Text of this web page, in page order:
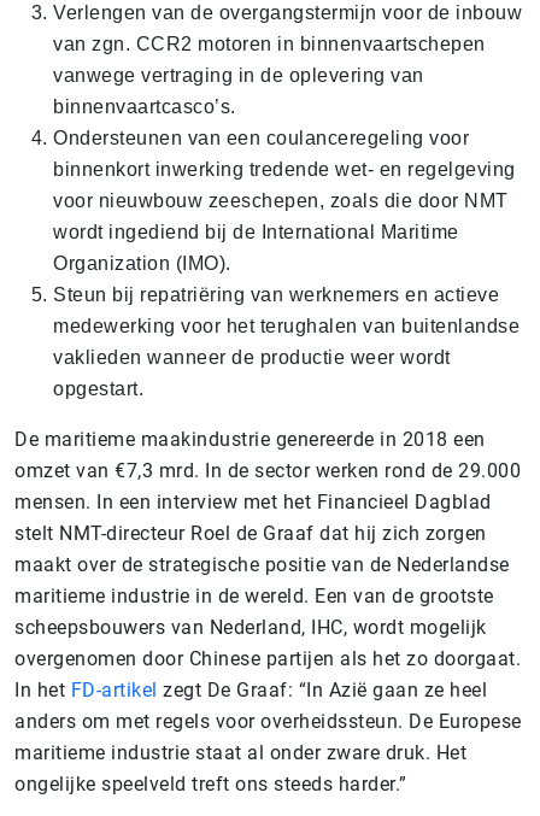
Verlengen van de overgangstermijn voor de inbouw
van zgn. CCR2 motoren in binnenvaartschepen
vanwege vertraging in de oplevering van
binnenvaartcasco’s.
Ondersteunen van een coulanceregeling voor
binnenkort inwerking tredende wet- en regelgeving
voor nieuwbouw zeeschepen, zoals die door NMT
wordt ingediend bij de International Maritime
Organization (IMO).
Steun bij repatriëring van werknemers en actieve
medewerking voor het terughalen van buitenlandse
vaklieden wanneer de productie weer wordt
opgestart.
De maritieme maakindustrie genereerde in 2018 een
omzet van €7,3 mrd. In de sector werken rond de 29.000
mensen. In een interview met het Financieel Dagblad
stelt NMT-directeur Roel de Graaf dat hij zich zorgen
maakt over de strategische positie van de Nederlandse
maritieme industrie in de wereld. Een van de grootste
scheepsbouwers van Nederland, IHC, wordt mogelijk
overgenomen door Chinese partijen als het zo doorgaat.
In het FD-artikel zegt De Graaf: “In Azië gaan ze heel
anders om met regels voor overheidssteun. De Europese
maritieme industrie staat al onder zware druk. Het
ongelijke speelveld treft ons steeds harder.”